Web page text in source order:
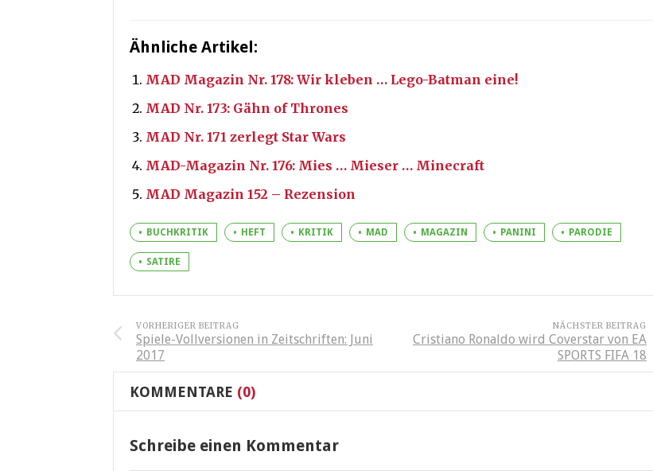
Ähnliche Artikel:
MAD Magazin Nr. 178: Wir kleben … Lego-Batman eine!
MAD Nr. 173: Gähn of Thrones
MAD Nr. 171 zerlegt Star Wars
MAD-Magazin Nr. 176: Mies … Mieser … Minecraft
MAD Magazin 152 – Rezension
BUCHKRITIK HEFT KRITIK MAD MAGAZIN PANINI PARODIE
SATIRE
VORHERIGER BEITRAG
Spiele-Vollversionen in Zeitschriften: Juni
2017
NÄCHSTER BEITRAG
Cristiano Ronaldo wird Coverstar von EA
SPORTS FIFA 18
KOMMENTARE (0)
Schreibe einen Kommentar